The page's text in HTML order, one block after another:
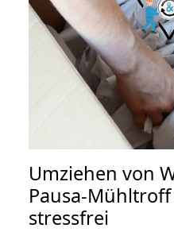
Umziehen von
Pausa-Mühltroff
stressfrei